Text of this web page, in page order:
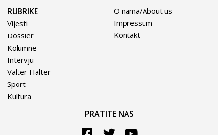
RUBRIKE
Vijesti
Dossier
Kolumne
Intervju
Valter Halter
Sport
Kultura
O nama/About us
Impressum
Kontakt
PRATITE NAS